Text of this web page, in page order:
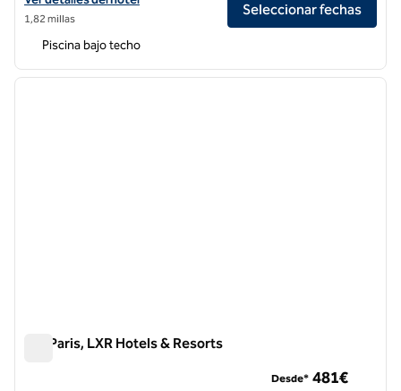
1,82 millas
Seleccionar fechas
Piscina bajo techo
1 de 12
Sax Paris, LXR Hotels & Resorts
Desde* 481€